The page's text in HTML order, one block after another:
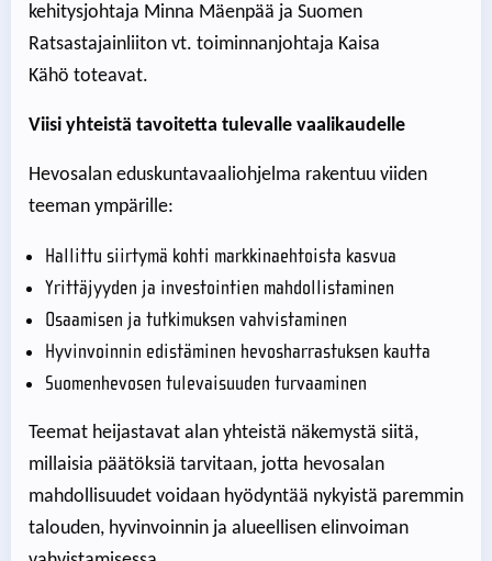
kehitysjohtaja Minna Mäenpää ja Suomen
Ratsastajainliiton vt. toiminnanjohtaja Kaisa
Kähö toteavat.
Viisi yhteistä tavoitetta tulevalle vaalikaudelle
Hevosalan eduskuntavaaliohjelma rakentuu viiden
teeman ympärille:
Hallittu siirtymä kohti markkinaehtoista kasvua
Yrittäjyyden ja investointien mahdollistaminen
Osaamisen ja tutkimuksen vahvistaminen
Hyvinvoinnin edistäminen hevosharrastuksen kautta
Suomenhevosen tulevaisuuden turvaaminen
Teemat heijastavat alan yhteistä näkemystä siitä,
millaisia päätöksiä tarvitaan, jotta hevosalan
mahdollisuudet voidaan hyödyntää nykyistä paremmin
talouden, hyvinvoinnin ja alueellisen elinvoiman